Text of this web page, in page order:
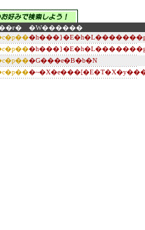
�W������
�G���e�B�b�N